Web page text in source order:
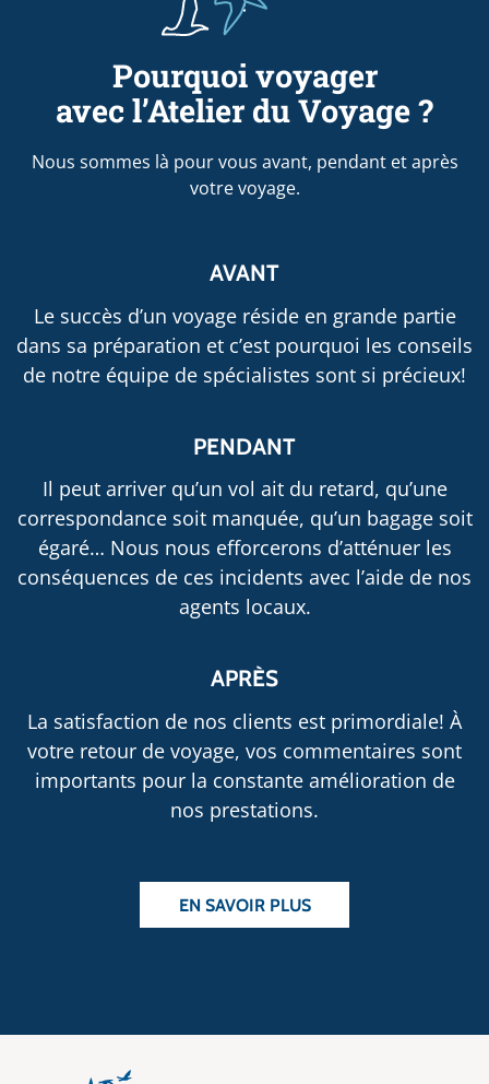
Pourquoi voyager
avec l’Atelier du Voyage ?
Nous sommes là pour vous avant, pendant et après
votre voyage.
AVANT
Le succès d’un voyage réside en grande partie
dans sa préparation et c’est pourquoi les conseils
de notre équipe de spécialistes sont si précieux!
PENDANT
Il peut arriver qu’un vol ait du retard, qu’une
correspondance soit manquée, qu’un bagage soit
égaré… Nous nous efforcerons d’atténuer les
conséquences de ces incidents avec l’aide de nos
agents locaux.
APRÈS
La satisfaction de nos clients est primordiale! À
votre retour de voyage, vos commentaires sont
importants pour la constante amélioration de
nos prestations.
EN SAVOIR PLUS